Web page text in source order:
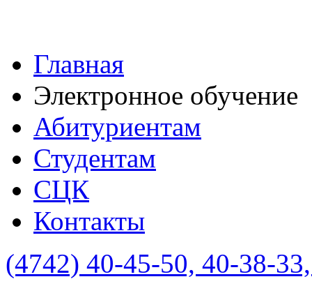
Главная
Электронное обучение
Абитуриентам
Студентам
СЦК
Контакты
(4742) 40-45-50, 40-38-